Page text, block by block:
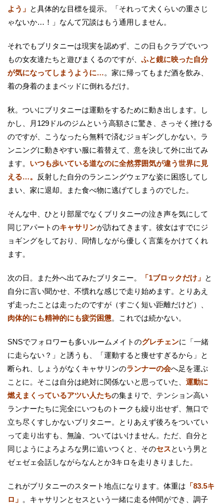
よう」 と具体的な目標を提示。「それって犬くらいの重さじ
ゃないか…！」なんて冗談はもう通用しません。
それでもブリタニーは現実を認めず、この日もクラブでいつ
もの女友達たちと遊びまくるのですが、 ふと鏡に映った自分
が気になってしまうように…。家に帰ってもまだ酒を飲み、
着の身着のままベッドに倒れるだけ。
秋。ついにブリタニーは運動をするために動き出します。し
かし、月129ドルのジムという高額さに驚き、さっそく挫ける
のですが、こうなったら無料で済むジョギングしかない。ラ
ンニングに動きやすい服に着替えて、意を決して外に出てみ
ます。 いつも歩いている道なのに全然雰囲気が違う世界に見
える…。
反射した自分のランニングウェアな姿に困惑してし
まい、家に退却。また食べ物に逃げてしまうのでした。
そんな中、ひとり部屋でなくブリタニーの泣き声を気にして
同じアパートのキャサリンが訪ねてきます。彼女はすでにジ
ョギングをしており、同情しながら優しく言葉をかけてくれ
ます。
次の日。また外へ出てみたブリタニー。 「1ブロックだけ」 と
自分に言い聞かせ、不慣れな感じで走り始めます。とりあえ
ず走ったことは走ったのですが（すごく短い距離だけど）、
肉体的にも精神的にも疲労困憊。これでは続かない。
SNSでフォロワーも多いルームメイトのグレチェンに「一緒
に走らない？」と誘うも、「運動すると痩せすぎるから」と
断られ、しょうがなくキャサリンのランナーの会へ足を運ぶ
ことに。そこは自分は絶対に関係ないと思っていた、 運動に
燃えまくっているアツい人たちの集まりで、テンション高い
ランナーたちに完全にいつものトークも繰り出せず、無口で
立ち尽くすしかないブリタニー。とりあえず後ろをついてい
って走り出すも、無論、ついてはいけません。ただ、自分と
同じようによろよろな男に追いつくと、そのセスという男と
ゼェゼェ会話しながらなんとか3キロを走りきりました。
これがブリタニーのスタート地点になります。体重は 「83.5キ
ロ」 。キャサリンとセスという一緒に走る仲間ができ、調子